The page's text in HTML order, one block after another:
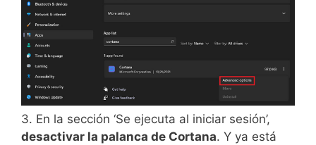
3. En la sección ‘Se ejecuta al iniciar sesión’,
desactivar la palanca de Cortana. Y ya está